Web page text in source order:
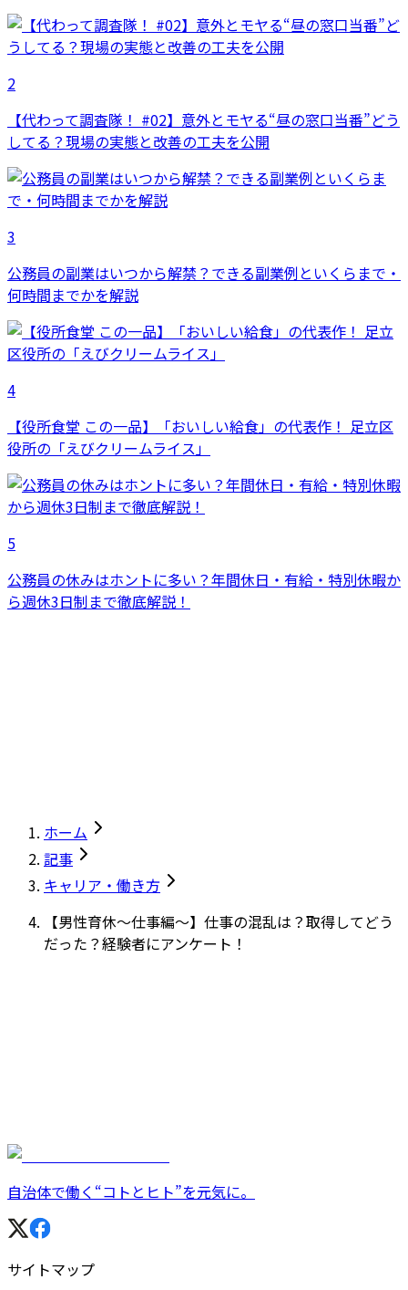
2
【代わって調査隊！ #02】意外とモヤる“昼の窓口当番”どう
してる？現場の実態と改善の工夫を公開
3
公務員の副業はいつから解禁？できる副業例といくらまで・
何時間までかを解説
4
【役所食堂 この一品】「おいしい給食」の代表作！ 足立区
役所の「えびクリームライス」
5
公務員の休みはホントに多い？年間休日・有給・特別休暇か
ら週休3日制まで徹底解説！
ホーム
記事
キャリア・働き方
【男性育休～仕事編～】仕事の混乱は？取得してどう
だった？経験者にアンケート！
自治体で働く“コトとヒト”を元気に。
サイトマップ